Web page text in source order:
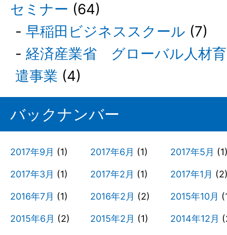
セミナー (64)
早稲田ビジネススクール (7)
経済産業省 グローバル人材
遣事業 (4)
バックナンバー
2017年9月 (1) 2017年6月 (1) 2017年5月
2017年3月 (1) 2017年2月 (1) 2017年1月
2016年7月 (1) 2016年2月 (2) 2015年10月
2015年6月 (2) 2015年2月 (1) 2014年12月